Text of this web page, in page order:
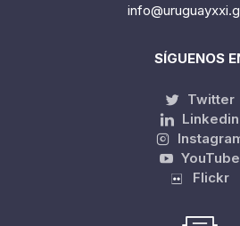
SÍGUENOS
Twitter
Linkedin
YouTube
Flickr